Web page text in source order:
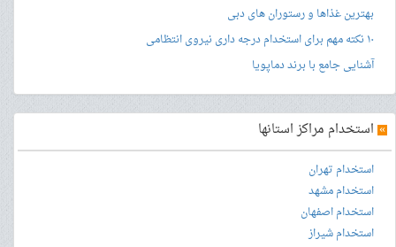
بهترین غذاها و رستوران های دبی
۱۰ نکته مهم برای استخدام درجه داری نیروی انتظامی
آشنایی جامع با برند دماپویا
» استخدام مراکز استانها
استخدام تهران
استخدام مشهد
استخدام اصفهان
استخدام شیراز